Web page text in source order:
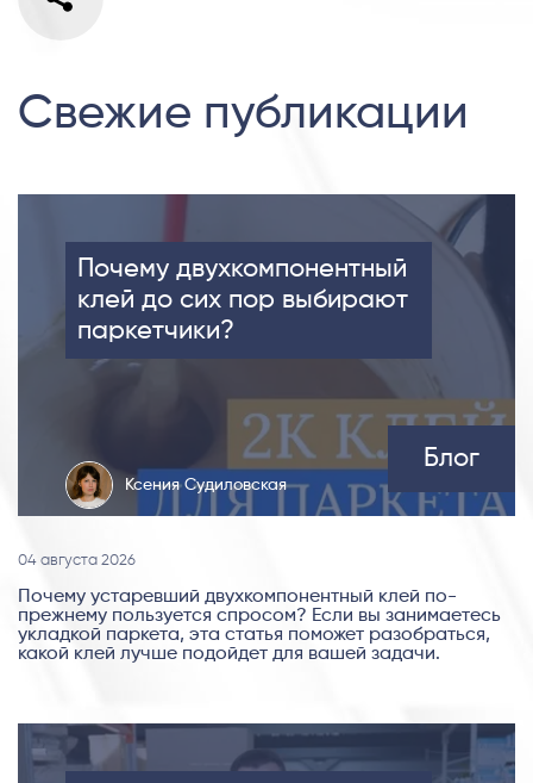
Свежие публикации
Почему двухкомпонентный
клей до сих пор выбирают
паркетчики?
Ксения Судиловская
Блог
04 августа 2026
Почему устаревший двухкомпонентный клей по-
прежнему пользуется спросом? Если вы занимаетесь
укладкой паркета, эта статья поможет разобраться,
какой клей лучше подойдет для вашей задачи.